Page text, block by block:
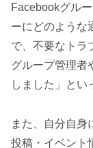
Facebookグル
ーにどのような
で、不要なトラ
グループ管理者
しました」とい
また、自分自身
投稿・イベント